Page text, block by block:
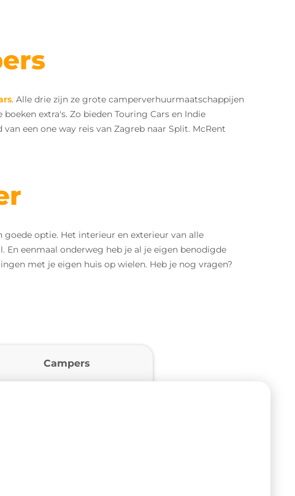
. Alle drie zijn ze grote camperverhuurmaatschappijen
extra's. Zo bieden Touring Cars en Indie
een one way reis van Zagreb naar Split. McRent
optie. Het interieur en exterieur van alle
eenmaal onderweg heb je al je eigen benodigde
met je eigen huis op wielen. Heb je nog vragen?
Campers